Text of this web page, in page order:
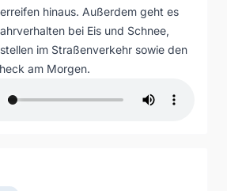
hinaus. Außerdem geht es
bei Eis und Schnee,
im Straßenverkehr sowie den
am Morgen.